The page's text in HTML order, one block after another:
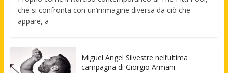
che si confronta con un’immagine diversa da ciò che
appare, a
Miguel Angel Silvestre nell’ultima
campagna di Giorgio Armani